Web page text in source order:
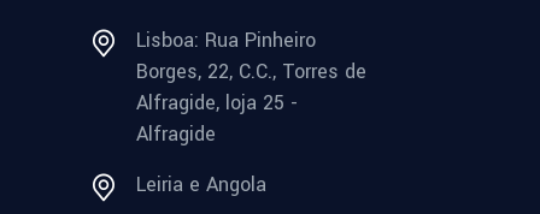
Lisboa: Rua Pinheiro
Borges, 22, C.C., Torres de
Alfragide, loja 25 -
Alfragide
Leiria e Angola